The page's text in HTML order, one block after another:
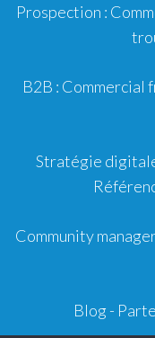
Prospection :
B2B : Commercial
Stratégie
Community
Blog -